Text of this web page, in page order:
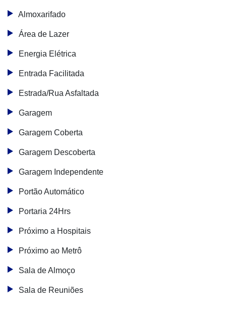
Almoxarifado
Área de Lazer
Energia Elétrica
Entrada Facilitada
Estrada/Rua Asfaltada
Garagem
Garagem Coberta
Garagem Descoberta
Garagem Independente
Portão Automático
Portaria 24Hrs
Próximo a Hospitais
Próximo ao Metrô
Sala de Almoço
Sala de Reuniões